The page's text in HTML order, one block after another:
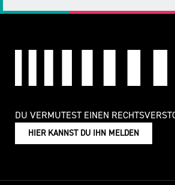
DU VERMUTEST EINEN
HIER KANNST DU IHN MELDEN